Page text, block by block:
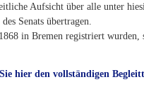
Aufsicht über alle unter
Senats übertragen.
in Bremen registriert
hier den vollständigen